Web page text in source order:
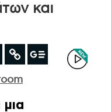
και
μια